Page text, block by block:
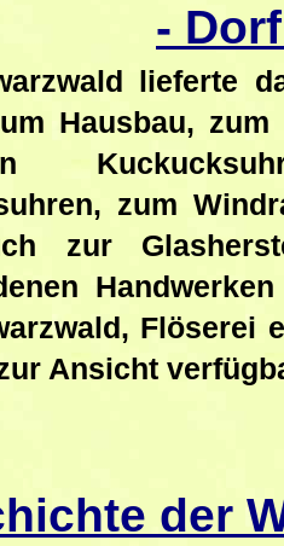
-
lieferte
Hausbau,
zum
zur
Flöserei
Ansicht
der